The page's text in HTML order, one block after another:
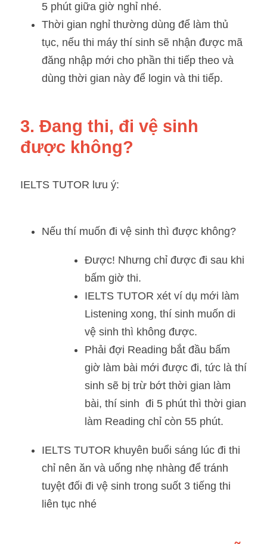
5 phút giữa giờ nghỉ nhé.
Thời gian nghỉ thường dùng để làm thủ
tục, nếu thi máy thí sinh sẽ nhận được mã
đăng nhập mới cho phần thi tiếp theo và
dùng thời gian này để login và thi tiếp.
3. Đang thi, đi vệ sinh
được không?
IELTS TUTOR lưu ý:
Nếu thí muốn đi vệ sinh thì được không?
Được! Nhưng chỉ được đi sau khi
bấm giờ thi.
IELTS TUTOR xét ví dụ mới làm
Listening xong, thí sinh muốn di
vệ sinh thì không được.
Phải đợi Reading bắt đầu bấm
giờ làm bài mới được đi, tức là thí
sinh sẽ bị trừ bớt thời gian làm
bài, thí sinh  đi 5 phút thì thời gian
làm Reading chỉ còn 55 phút.
IELTS TUTOR khuyên buổi sáng lúc đi thi
chỉ nên ăn và uống nhẹ nhàng để tránh
tuyệt đối đi vệ sinh trong suốt 3 tiếng thi
liên tục nhé